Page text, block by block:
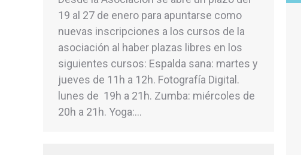
19 al 27 de enero para apuntarse como
nuevas inscripciones a los cursos de la
asociación al haber plazas libres en los
siguientes cursos: Espalda sana: martes y
jueves de 11h a 12h. Fotografía Digital.
lunes de 19h a 21h. Zumba: miércoles de
20h a 21h. Yoga:…